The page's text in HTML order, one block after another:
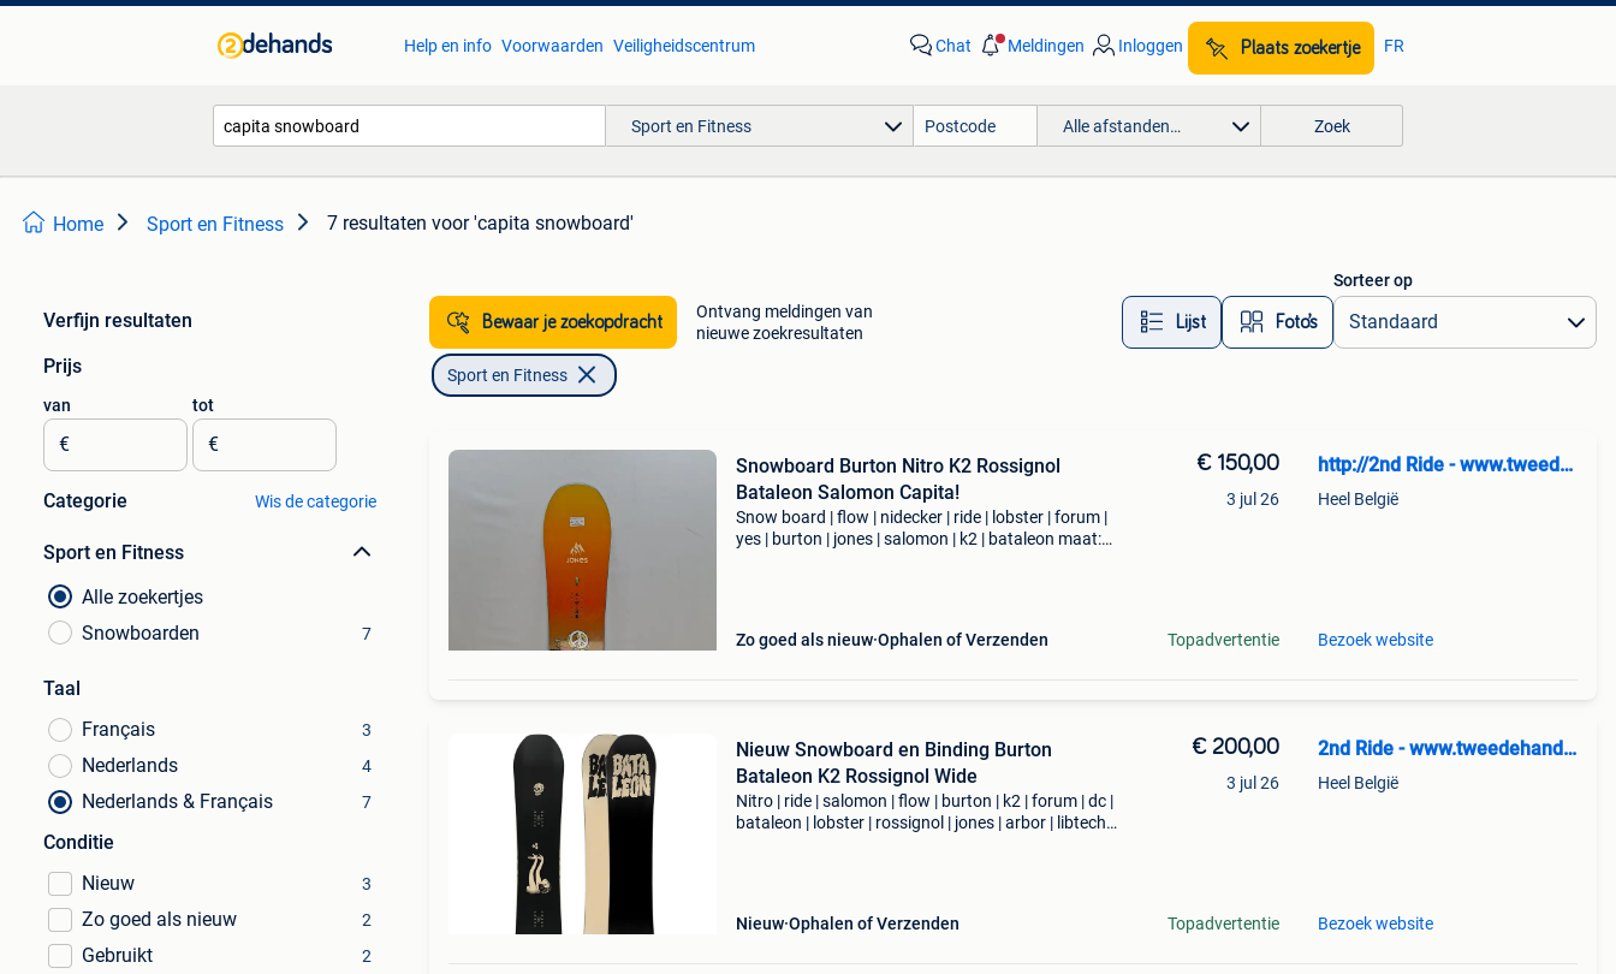
Help en info Voorwaarden Veiligheidscentrum Chat Meldingen Inloggen Plaats zoekertje FR
Sport en Fitness Alle afstanden… Zoek
Home Sport en Fitness 7 resultaten voor 'capita snowboard'
Verfijn resultaten
Prijs
van
€
tot
€
Categorie Wis de categorie
Sport en Fitness
Alle zoekertjes
Snowboarden
7
Taal
Français
3
Nederlands 4
Nederlands & Français 7
Conditie
Nieuw
3
Zo goed als nieuw 2
Gebruikt 2
Bewaar je zoekopdracht
Ontvang meldingen van
nieuwe zoekresultaten
Lijst Foto’s
Sorteer op
Sport en Fitness
Snowboard Burton Nitro K2 Rossignol
Bataleon Salomon Capita!
Snow board | flow | nidecker | ride | lobster | forum |
yes | burton | jones | salomon | k2 | bataleon maat:
Zo goed als nieuw Ophalen of Verzenden
€ 150,00
3 jul 26
Topadvertentie
http://2nd Ride - www.tweedehandssnowboards.nl
Heel België
Bezoek website
Nieuw Snowboard en Binding Burton
Bataleon K2 Rossignol Wide
Nitro | ride | salomon | flow | burton | k2 | forum | dc |
bataleon | lobster | rossignol | jones | arbor | libtech |
Nieuw Ophalen of Verzenden
€ 200,00
3 jul 26
Topadvertentie
2nd Ride - www.tweedehandssnowboards.nl
Heel België
Bezoek website